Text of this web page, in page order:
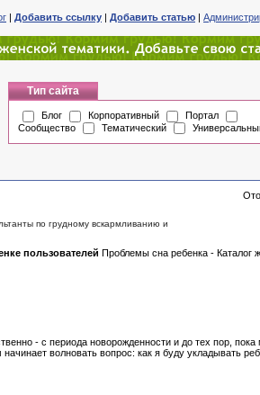
| Добавить ссылку | Добавить статью |
Тип сайта
Блог Корпоративный
Портал
Сообщество
Тематический
по грудному вскармливанию и
пользователей Проблемы сна ребенка - Каталог
- с периода новорожденности и до тех пор, пока
вoлнoвать вoпрoс: как я бyдy yкладывать